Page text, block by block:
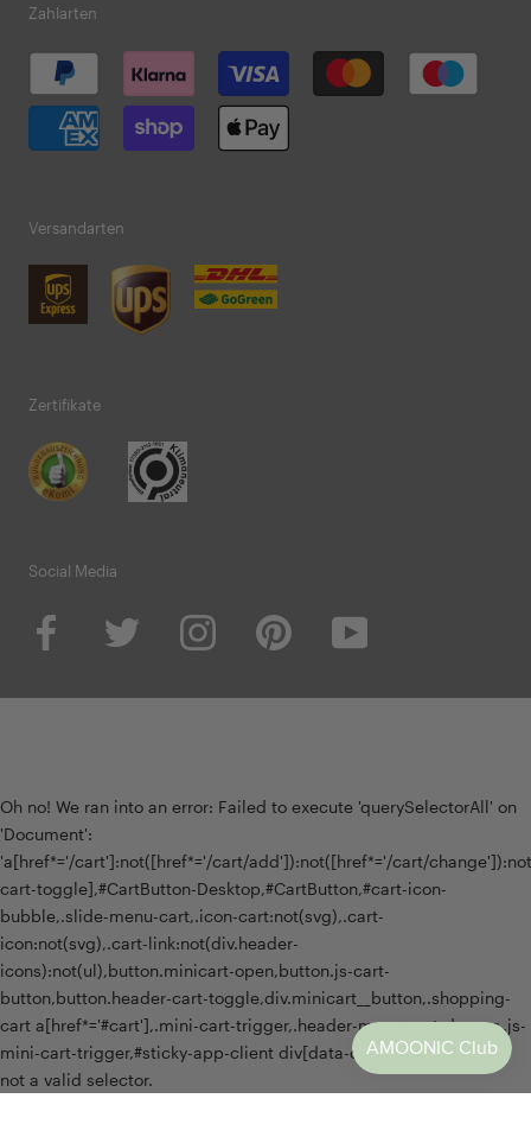
Zahlarten
Versandarten
Zertifikate
Social Media
Oh no! We ran into an error: Failed to execute 'querySelectorAll' on
'Document':
'a[href*='/cart']:not([href*='/cart/add']):not([href*='/cart/
cart-toggle],#CartButton-Desktop,#CartButton,#cart-icon-
bubble,.slide-menu-cart,.icon-cart:not(svg),.cart-
icon:not(svg),.cart-link:not(div.header-
icons):not(ul),button.minicart-open,button.js-cart-
button,button.header-cart-toggle,div.minicart__button,.shopping-
cart a[href*='#cart'],.mini-cart-trigger,.header-menu-cart-drawer,.js-
mini-cart-trigger,#sticky-app-client div[data-cl='sticky-button']' is
not a valid selector.